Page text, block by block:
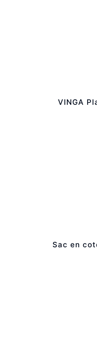
VINGA
Sac en